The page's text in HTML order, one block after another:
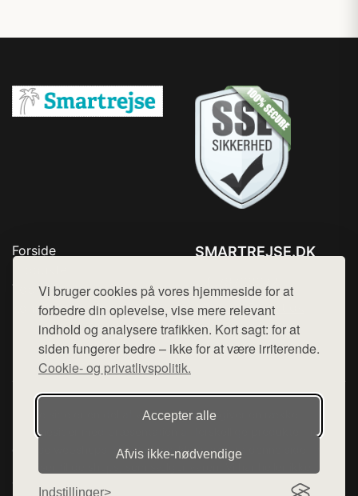
Vi bruger cookies på vores hjemmeside for at
forbedre din oplevelse, vise mere relevant
indhold og analysere trafikken. Kort sagt: for at
siden fungerer bedre – ikke for at være irriterende.
Cookie- og privatlivspolitik.
Accepter alle
Afvis ikke‑nødvendige
Indstillinger
Forside
Top Rabatter
Kontakt
SMARTREJSE.DK
Mail: hej@want.dk
Cookie- og privatlivspolitik
Denne side er en del af want.dk, der udgiver en række
hjemmesider med præsentation af forskellige produkter fra
diverse webshops. Der sælges ikke varer fra denne side - vi
henviser til de shops, som sælger varen. Vi har heller ikke
varerne på lager.